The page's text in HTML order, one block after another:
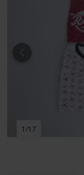
Föregående
1 /17